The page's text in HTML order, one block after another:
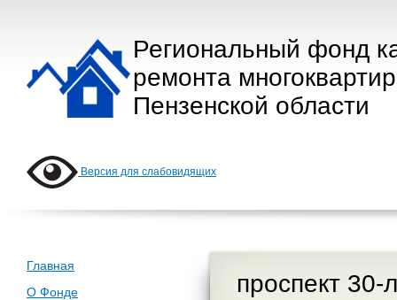
Региональный фонд
ремонта
Пензенской области
Версия для слабовидящих
Главная
О Фонде
проспект